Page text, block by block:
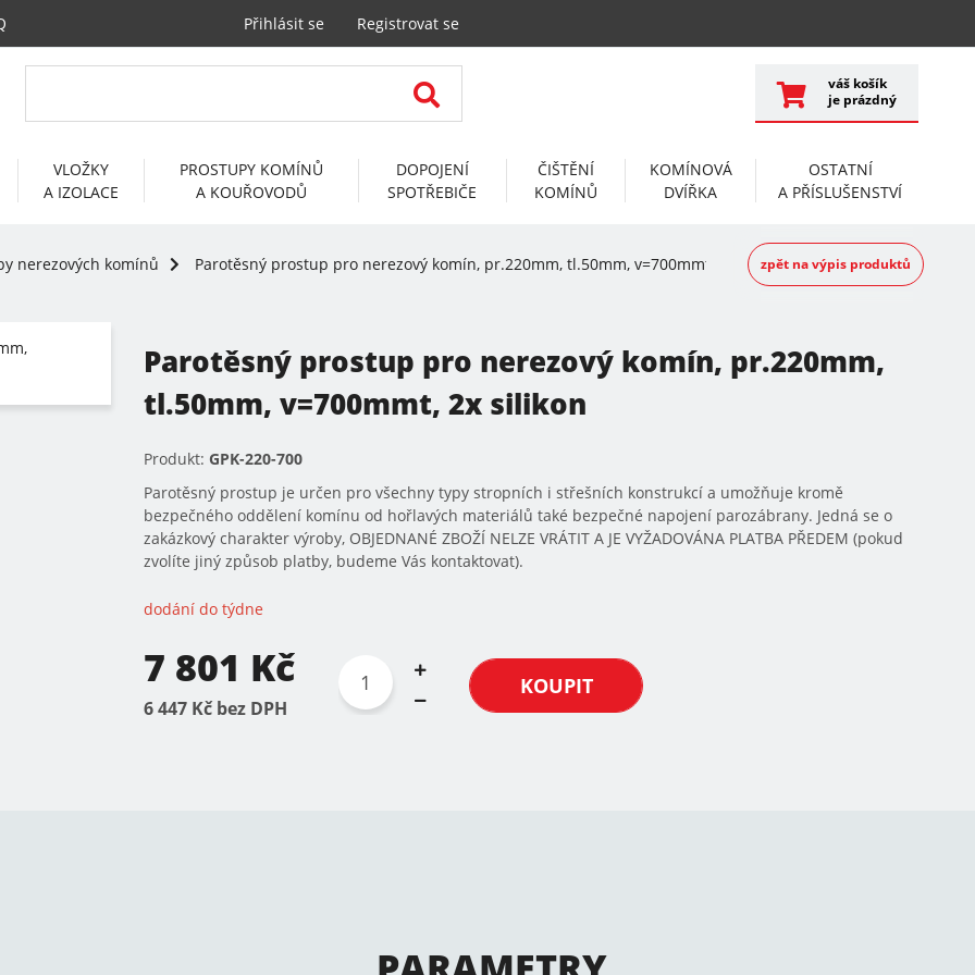
Přihlásit se Registrovat se
váš košík
je prázdný
VLOŽKY
A IZOLACE
PROSTUPY KOMÍNŮ
A KOUŘOVODŮ
DOPOJENÍ
SPOTŘEBIČE
ČIŠTĚNÍ
KOMÍNŮ
KOMÍNOVÁ
DVÍŘKA
OSTATNÍ
A PŘÍSLUŠENSTVÍ
nerezových komínů Parotěsný prostup pro nerezový komín, pr.220mm, tl.50mm, v=700mmt, 2x silikonzpět na výpis produktů
Parotěsný prostup pro nerezový komín, pr.220mm,
tl.50mm, v=700mmt, 2x silikon
Produkt: GPK-220-700
Parotěsný prostup je určen pro všechny typy stropních i střešních konstrukcí a umožňuje kromě
bezpečného oddělení komínu od hořlavých materiálů také bezpečné napojení parozábrany. Jedná se o
zakázkový charakter výroby, OBJEDNANÉ ZBOŽÍ NELZE VRÁTIT A JE VYŽADOVÁNA PLATBA PŘEDEM (pokud
zvolíte jiný způsob platby, budeme Vás kontaktovat).
dodání do týdne
7 801 Kč
6 447 Kč bez DPH
KOUPIT